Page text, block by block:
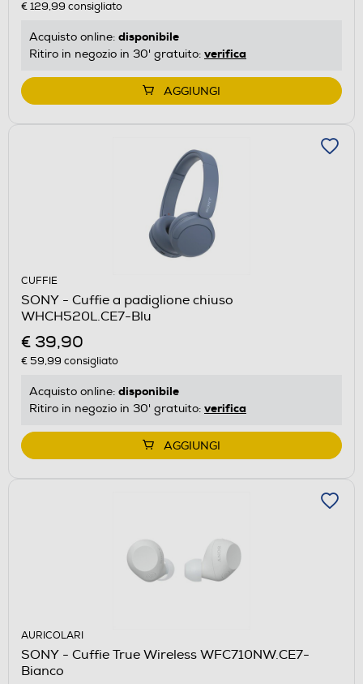
€ 129,99 consigliato
Acquisto online: disponibile
Ritiro in negozio in 30' gratuito: verifica
AGGIUNGI
CUFFIE
SONY - Cuffie a padiglione chiuso
WHCH520L.CE7-Blu
€ 39,90
€ 59,99 consigliato
Acquisto online: disponibile
Ritiro in negozio in 30' gratuito: verifica
AGGIUNGI
AURICOLARI
SONY - Cuffie True Wireless WFC710NW.CE7-
Bianco